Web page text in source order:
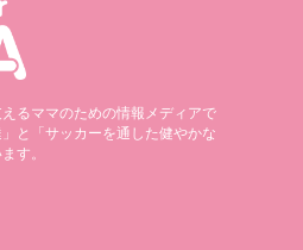
るママのための情報メディアで
と「サッカーを通した健やかな
す。